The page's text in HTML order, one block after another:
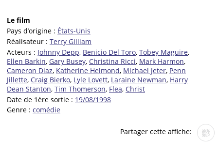
Le film
Pays d’origine : États-Unis
Réalisateur : Terry Gilliam
Acteurs : Johnny Depp, Benicio Del Toro, Tobey Maguire,
Ellen Barkin, Gary Busey, Christina Ricci, Mark Harmon,
Cameron Diaz, Katherine Helmond, Michael Jeter, Penn
Jillette, Craig Bierko, Lyle Lovett, Laraine Newman, Harry
Dean Stanton, Tim Thomerson, Flea, Christ
Date de 1ère sortie : 19/08/1998
Genre : comédie
Partager cette affiche: